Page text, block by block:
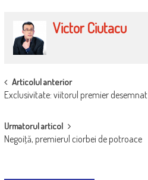
Victor Ciutacu
POST
NAVIGATION
Articolul anterior
Exclusivitate: viitorul premier desemnat
Urmatorul articol
Negoiţă, premierul ciorbei de potroace